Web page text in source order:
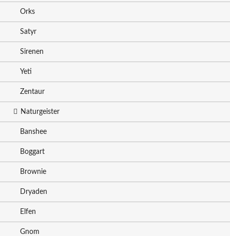
Orks
Satyr
Sirenen
Yeti
Zentaur
Naturgeister
Banshee
Boggart
Brownie
Dryaden
Elfen
Gnom